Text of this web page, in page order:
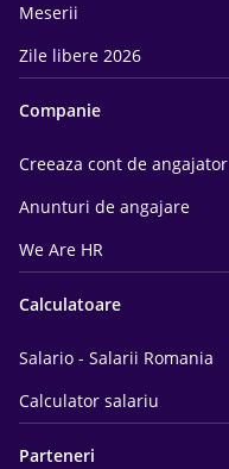
Meserii
Zile libere 2026
Companie
Creeaza cont de angajator
Anunturi de angajare
We Are HR
Calculatoare
Salario - Salarii Romania
Calculator salariu
Parteneri